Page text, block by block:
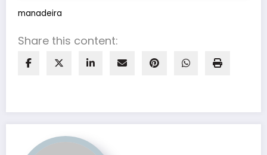
manadeira
Share this content: